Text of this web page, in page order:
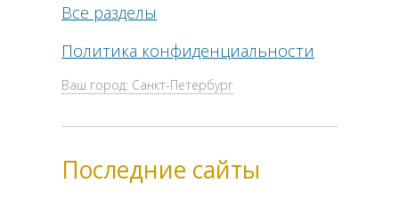
Все разделы
Политика конфиденциальности
Ваш город: Санкт-Петербург
Последние сайты